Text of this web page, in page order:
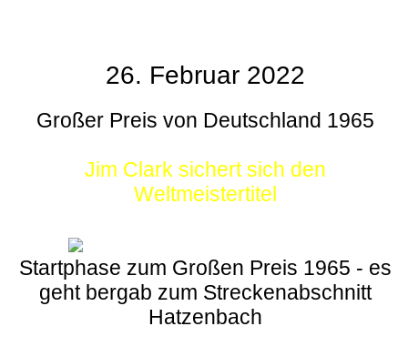
26. Februar 2022
Großer Preis von Deutschland 1965
Jim Clark sichert sich den
Weltmeistertitel
Startphase zum Großen Preis 1965 - es
geht bergab zum Streckenabschnitt
Hatzenbach